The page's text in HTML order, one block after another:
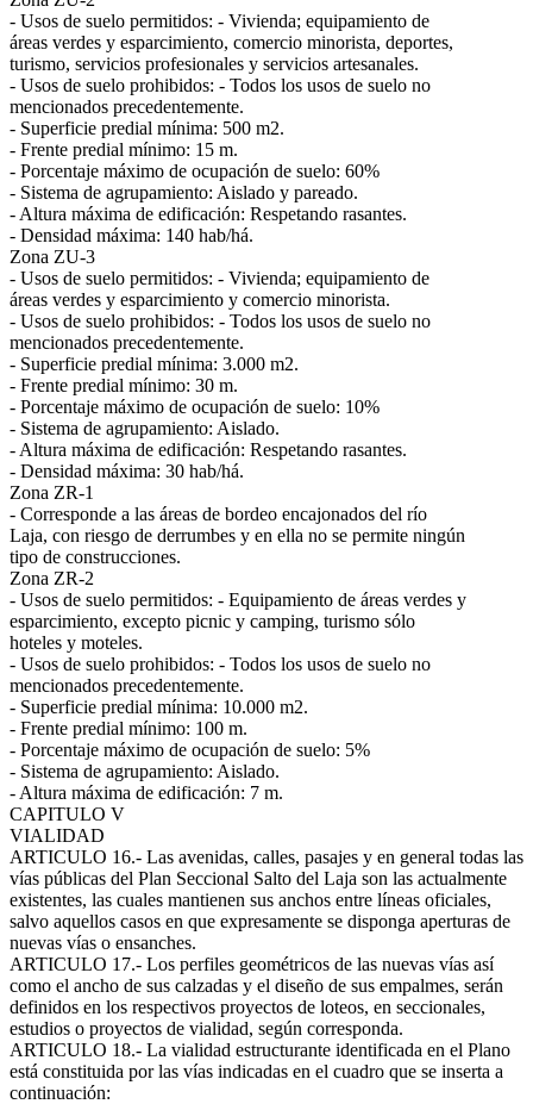
- Usos de suelo permitidos: - Vivienda; equipamiento de
áreas verdes y esparcimiento, comercio minorista, deportes,
turismo, servicios profesionales y servicios artesanales.
- Usos de suelo prohibidos: - Todos los usos de suelo no
mencionados precedentemente.
- Superficie predial mínima: 500 m2.
- Frente predial mínimo: 15 m.
- Porcentaje máximo de ocupación de suelo: 60%
- Sistema de agrupamiento: Aislado y pareado.
- Altura máxima de edificación: Respetando rasantes.
- Densidad máxima: 140 hab/há.
Zona ZU-3
- Usos de suelo permitidos: - Vivienda; equipamiento de
áreas verdes y esparcimiento y comercio minorista.
- Usos de suelo prohibidos: - Todos los usos de suelo no
mencionados precedentemente.
- Superficie predial mínima: 3.000 m2.
- Frente predial mínimo: 30 m.
- Porcentaje máximo de ocupación de suelo: 10%
- Sistema de agrupamiento: Aislado.
- Altura máxima de edificación: Respetando rasantes.
- Densidad máxima: 30 hab/há.
Zona ZR-1
- Corresponde a las áreas de bordeo encajonados del río
Laja, con riesgo de derrumbes y en ella no se permite ningún
tipo de construcciones.
Zona ZR-2
- Usos de suelo permitidos: - Equipamiento de áreas verdes y
esparcimiento, excepto picnic y camping, turismo sólo
hoteles y moteles.
- Usos de suelo prohibidos: - Todos los usos de suelo no
mencionados precedentemente.
- Superficie predial mínima: 10.000 m2.
- Frente predial mínimo: 100 m.
- Porcentaje máximo de ocupación de suelo: 5%
- Sistema de agrupamiento: Aislado.
- Altura máxima de edificación: 7 m.
CAPITULO V
VIALIDAD
ARTICULO 16.- Las avenidas, calles, pasajes y en general todas las
vías públicas del Plan Seccional Salto del Laja son las actualmente
existentes, las cuales mantienen sus anchos entre líneas oficiales,
salvo aquellos casos en que expresamente se disponga aperturas de
nuevas vías o ensanches.
ARTICULO 17.- Los perfiles geométricos de las nuevas vías así
como el ancho de sus calzadas y el diseño de sus empalmes, serán
definidos en los respectivos proyectos de loteos, en seccionales,
estudios o proyectos de vialidad, según corresponda.
ARTICULO 18.- La vialidad estructurante identificada en el Plano
está constituida por las vías indicadas en el cuadro que se inserta a
continuación: